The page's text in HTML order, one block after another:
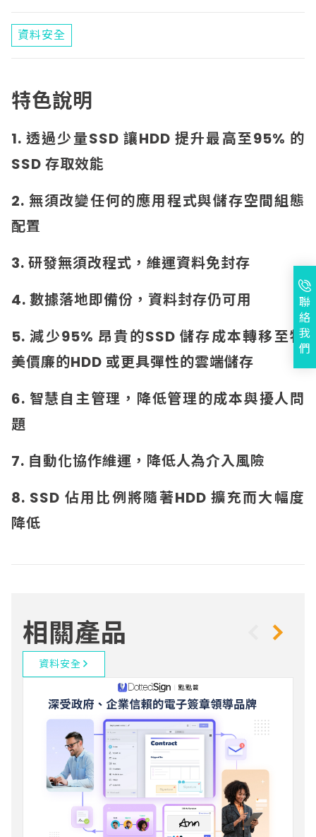
資料安全
特色說明
1. 透過少量SSD 讓HDD 提升最高至95% 的
SSD 存取效能
2. 無須改變任何的應用程式與儲存空間組態
配置
3. 研發無須改程式，維運資料免封存
4. 數據落地即備份，資料封存仍可用
5. 減少95% 昂貴的SSD 儲存成本轉移至物
美價廉的HDD 或更具彈性的雲端儲存
6. 智慧自主管理，降低管理的成本與擾人問
題
7. 自動化協作維運，降低人為介入風險
8. SSD 佔用比例將隨著HDD 擴充而大幅度
降低
相關產品
資料安全
聯
絡
我
們